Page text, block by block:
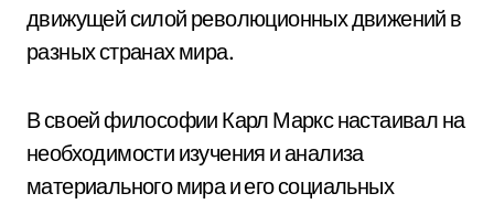
движущей силой революционных движений в
разных странах мира.
В своей философии Карл Маркс настаивал на
необходимости изучения и анализа
материального мира и его социальных